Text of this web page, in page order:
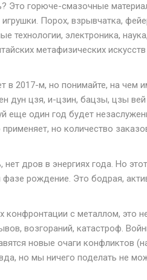
Это горюче-смазочные
Порох, взрывчатка,
электроника,
метафизических
в 2017-м, но понимайте, на чем
дун цзя, и-цзин, бацзы, цзы
еще один год будет
но количество
дров в энергиях года. Но
фазе рождение. Это бодрая,
конфронтации с металлом, это
возгораний, катастроф.
новые очаги конфликтов
но мы ничего поделать не